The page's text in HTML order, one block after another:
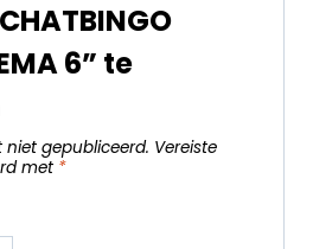
6” te
gepubliceerd. Vereiste
met *